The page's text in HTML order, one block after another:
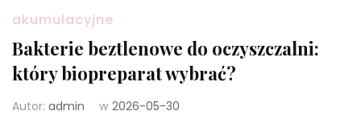
akumulacyjne
Bakterie beztlenowe do oczyszczalni:
który biopreparat wybrać?
Autor: admin w 2026-05-30